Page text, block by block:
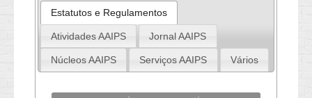
Estatutos e Regulamentos
Atividades AAIPS Jornal AAIPS
Núcleos AAIPS Serviços AAIPS Vários